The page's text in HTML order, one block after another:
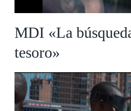
MDI «La
tesoro»